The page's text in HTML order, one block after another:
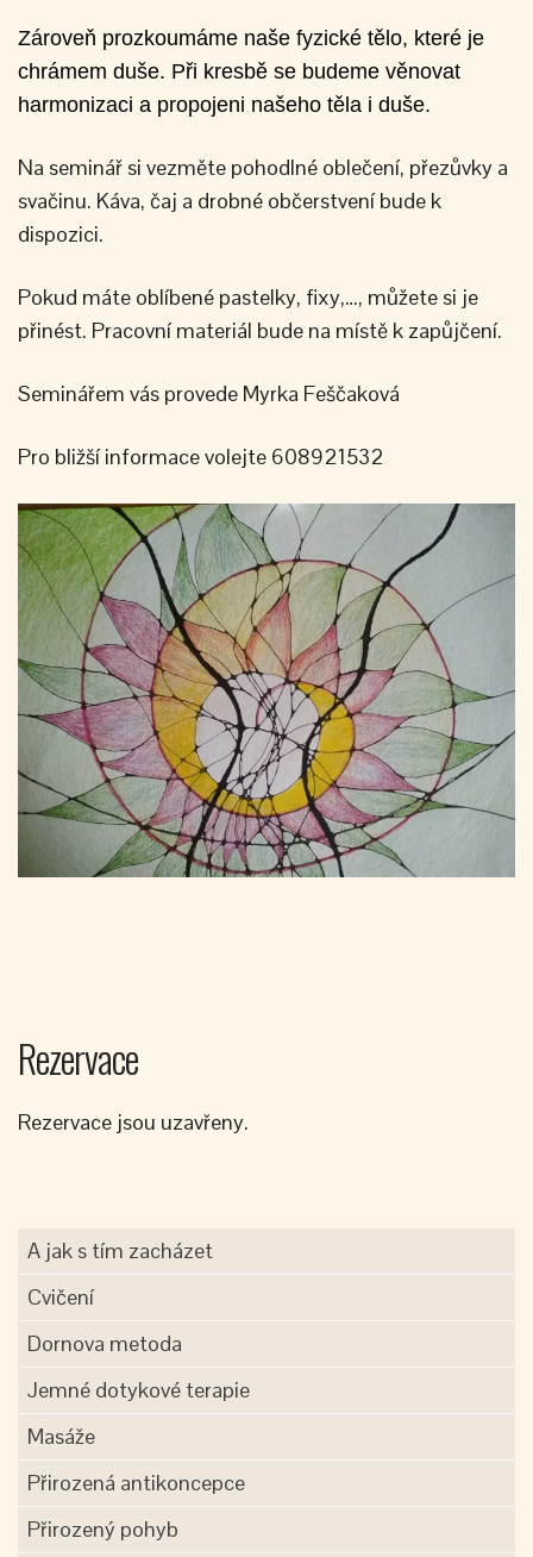
Zároveň prozkoumáme naše fyzické tělo, které je
chrámem duše. Při kresbě se budeme věnovat
harmonizaci a propojeni našeho těla i duše.
Na seminář si vezměte pohodlné oblečení, přezůvky a
svačinu. Káva, čaj a drobné občerstvení bude k
dispozici.
Pokud máte oblíbené pastelky, fixy,…, můžete si je
přinést. Pracovní materiál bude na místě k zapůjčení.
Seminářem vás provede Myrka Feščaková
Pro bližší informace volejte 608921532
Rezervace
Rezervace jsou uzavřeny.
A jak s tím zacházet
Cvičení
Dornova metoda
Jemné dotykové terapie
Masáže
Přirozená antikoncepce
Přirozený pohyb